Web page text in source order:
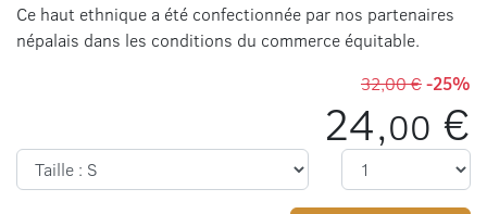
Ce haut ethnique a été confectionnée par nos partenaires
népalais dans les conditions du commerce équitable.
32,00 €-25%
24,00 €